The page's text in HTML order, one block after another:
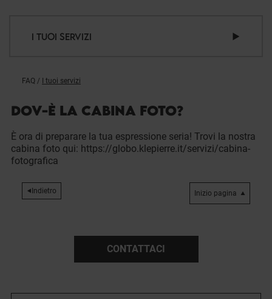
I TUOI SERVIZI
FAQ / I tuoi servizi
DOV-È LA CABINA FOTO?
È ora di preparare la tua espressione seria! Trovi la nostra
cabina foto qui: https://globo.klepierre.it/servizi/cabina-
fotografica
Indietro Inizio pagina
CONTATTACI